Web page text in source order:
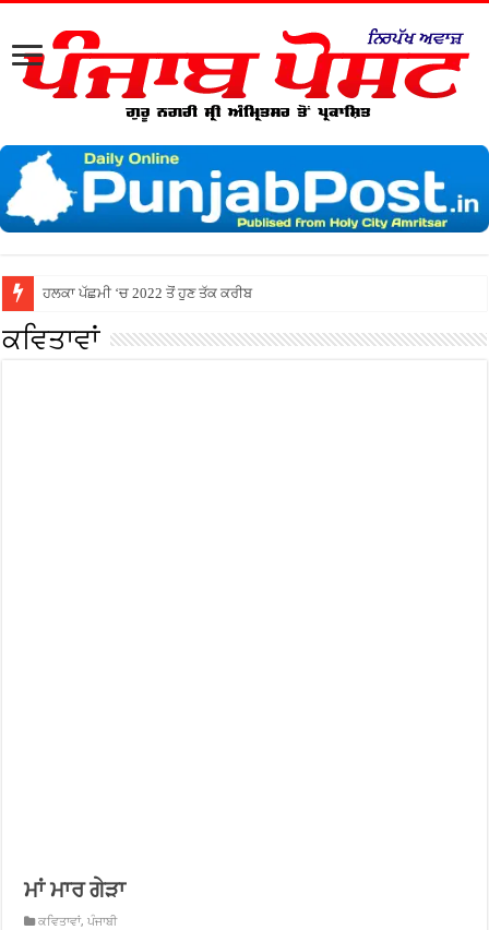
ਹਲਕਾ ਪੱਛਮੀ ‘ਚ 2022 ਤੋਂ ਹੁਣ ਤੱਕ ਕਰੀਬ 23 ਕਰੋੜ ਨਾਲ ਸੀਵਰੇਜ਼ ਪਾਈਪਾਂ ਬ
ਕਵਿਤਾਵਾਂ
ਮਾਂ ਮਾਰ ਗੇੜਾ
ਕਵਿਤਾਵਾਂ,ਪੰਜਾਬੀ